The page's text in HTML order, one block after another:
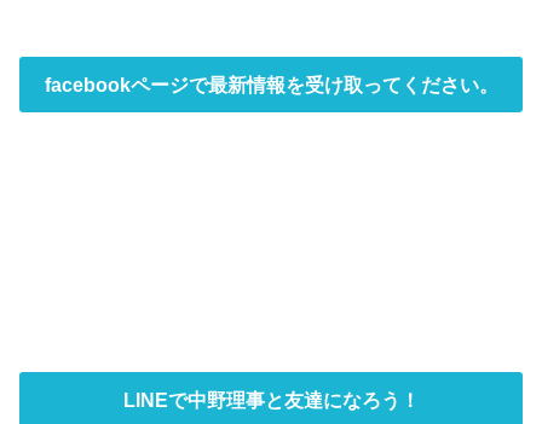
facebookページで最新情報を受け取ってください。
LINEで中野理事と友達になろう！